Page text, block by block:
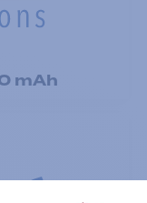
mAh